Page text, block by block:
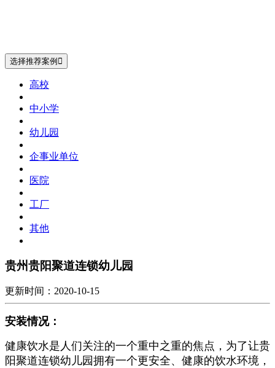
选择推荐案例 
高校
中小学
幼儿园
企事业单位
医院
工厂
其他
贵州贵阳聚道连锁幼儿园
更新时间：2020-10-15
安装情况：
健康饮水是人们关注的一个重中之重的焦点，为了让贵
阳聚道连锁幼儿园拥有一个更安全、健康的饮水环境，